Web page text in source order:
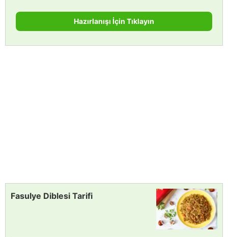
Hazırlanışı İçin Tıklayın
Fasulye Diblesi Tarifi